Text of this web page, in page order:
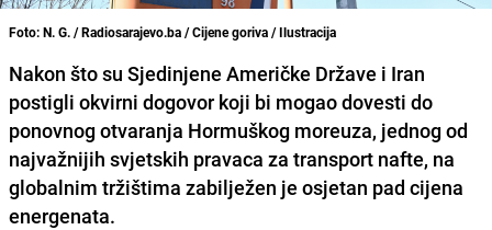
Foto: N. G. / Radiosarajevo.ba / Cijene goriva / Ilustracija
Nakon što su Sjedinjene Američke Države i Iran
postigli okvirni dogovor koji bi mogao dovesti do
ponovnog otvaranja Hormuškog moreuza, jednog od
najvažnijih svjetskih pravaca za transport nafte, na
globalnim tržištima zabilježen je osjetan pad cijena
energenata.